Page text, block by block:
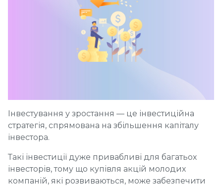
Інвестування у зростання — це інвестиційна
стратегія, спрямована на збільшення капіталу
інвестора.
Такі інвестиції дуже привабливі для багатьох
інвесторів, тому що купівля акцій молодих
компаній, які розвиваються, може забезпечити